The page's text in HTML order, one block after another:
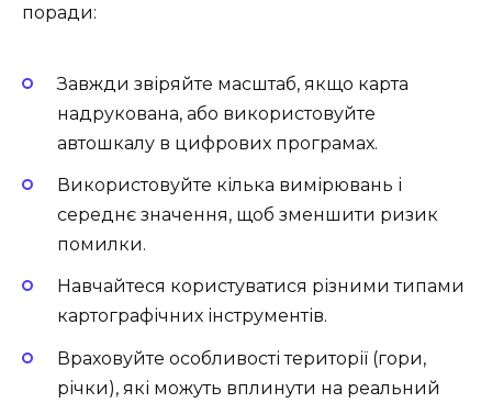
поради:
Завжди звіряйте масштаб, якщо карта
надрукована, або використовуйте
автошкалу в цифрових програмах.
Використовуйте кілька вимірювань і
середнє значення, щоб зменшити ризик
помилки.
Навчайтеся користуватися різними типами
картографічних інструментів.
Враховуйте особливості території (гори,
річки), які можуть вплинути на реальний